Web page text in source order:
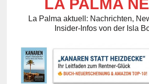
LA PALMA
La Palma aktuell: Nachrichten,
Insider-Infos von der Isla